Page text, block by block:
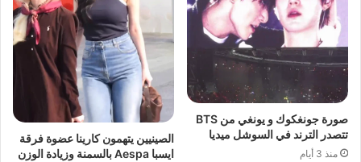
صورة جونغكوك و يونغي من BTS
تتصدر الترند في السوشل ميديا
منذ 3 أيام
الصينيين يتهمون كارينا عضوة فرقة
ايسبا Aespa بالسمنة وزيادة الوزن